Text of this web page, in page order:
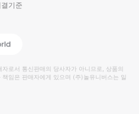
기준
Global
로서 통신판매의 당사자가 아니므로, 상품의
임은 판매자에게 있으며 (주)놀유니버스는 일